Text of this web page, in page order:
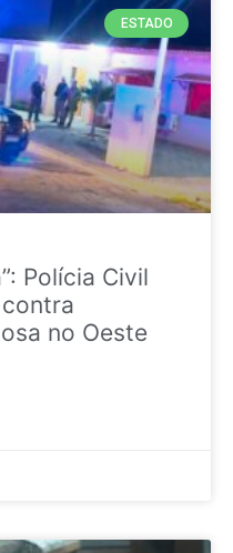
ESTADO
Polícia Civil
no Oeste